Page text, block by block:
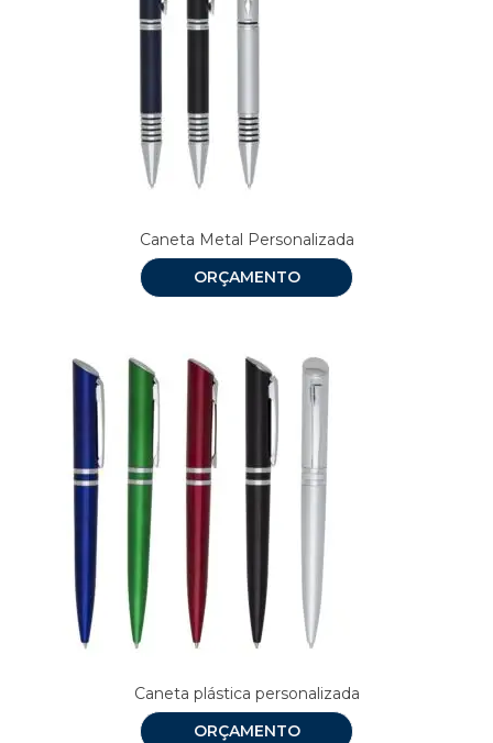
Caneta Metal Personalizada
ORÇAMENTO
Caneta plástica personalizada
ORÇAMENTO